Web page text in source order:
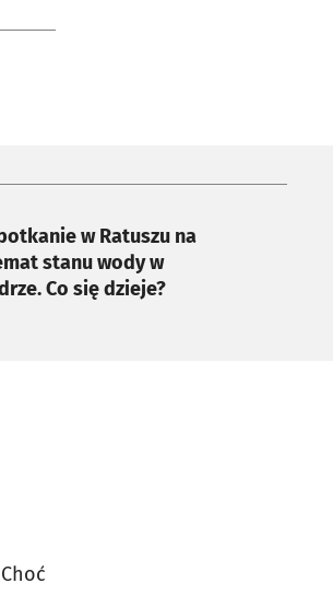
w Ratuszu na
stanu wody w
Co się dzieje?
karcie